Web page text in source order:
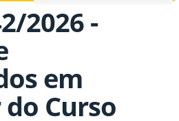
2026 -
em
Curso